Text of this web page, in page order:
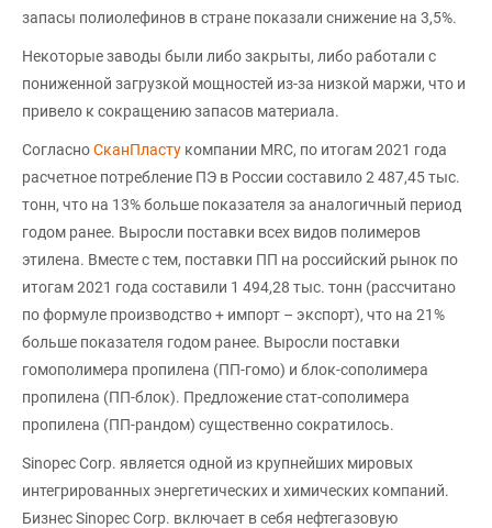
запасы полиолефинов в стране показали снижение на 3,5%.
Некоторые заводы были либо закрыты, либо работали с
пониженной загрузкой мощностей из-за низкой маржи, что и
привело к сокращению запасов материала.
СогласноСканПласту компании MRC, по итогам 2021 года
расчетное потребление ПЭ в России составило 2 487,45 тыс.
тонн, что на 13% больше показателя за аналогичный период
годом ранее. Выросли поставки всех видов полимеров
этилена. Вместе с тем, поставки ПП на российский рынок по
итогам 2021 года составили 1 494,28 тыс. тонн (рассчитано
по формуле производство + импорт – экспорт), что на 21%
больше показателя годом ранее. Выросли поставки
гомополимера пропилена (ПП-гомо) и блок-сополимера
пропилена (ПП-блок). Предложение стат-сополимера
пропилена (ПП-рандом) существенно сократилось.
Sinopec Corp. является одной из крупнейших мировых
интегрированных энергетических и химических компаний.
Бизнес Sinopec Corp. включает в себя нефтегазовую